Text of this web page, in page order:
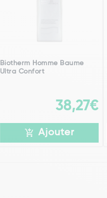
Biotherm Homme Baume
Ultra Confort
38,27€
Ajouter